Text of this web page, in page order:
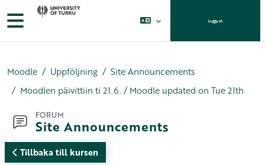
Gå direkt till huvudinnehåll
Sidopanel Logga in
Moodle Uppföljning
Site Announcements
Moodlen päivittiin ti 21.6. / Moodle updated on Tue 21th
FORUM
Site Announcements
Tillbaka till kursen